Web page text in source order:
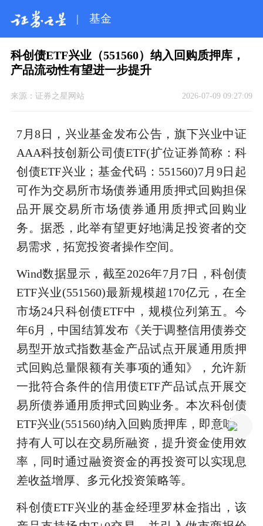
| 基金
科创债ETF兴业（551560）纳入回购质押库，
产品流动性有望进一步提升
来源： 证券之星网站 2026-07-09 09:27:09
7月8日，兴业基金发布公告，旗下兴业中证
AAA科技创新公司债ETF(扩位证券简称：科
创债ETF兴业；基金代码：551560)7月9日起
可作为交易所市场债券通用质押式回购担保
品开展交易所市场债券通用质押式回购业
务。据悉，此举有望更好地满足投资者的交
易需求，拓宽投资者操作空间。
Wind数据显示，截至2026年7月7日，科创债
ETF兴业(551560)最新规模超170亿元，在全
市场24只科创债ETF中，规模位列第五。今
年6月，中国结算发布《关于调整信用债券交
易型开放式指数基金产品试点开展通用质押
式回购总量限额有关事项的通知》，允许新
一批符合条件的信用债ETF产品试点开展交
易所债券通用质押式回购业务。本次科创债
ETF兴业(551560)纳入回购质押库，即意味着
持有人可以在交易所融资，提升资金使用效
率，同时通过融资资金的再投资可以实现息
差收益增厚、多元化投资策略等。
科创债ETF兴业的基金经理罗林金指出，该